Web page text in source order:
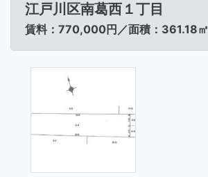
江戸川区南葛西１丁目
賃料：770,000円／面積：361.18㎡